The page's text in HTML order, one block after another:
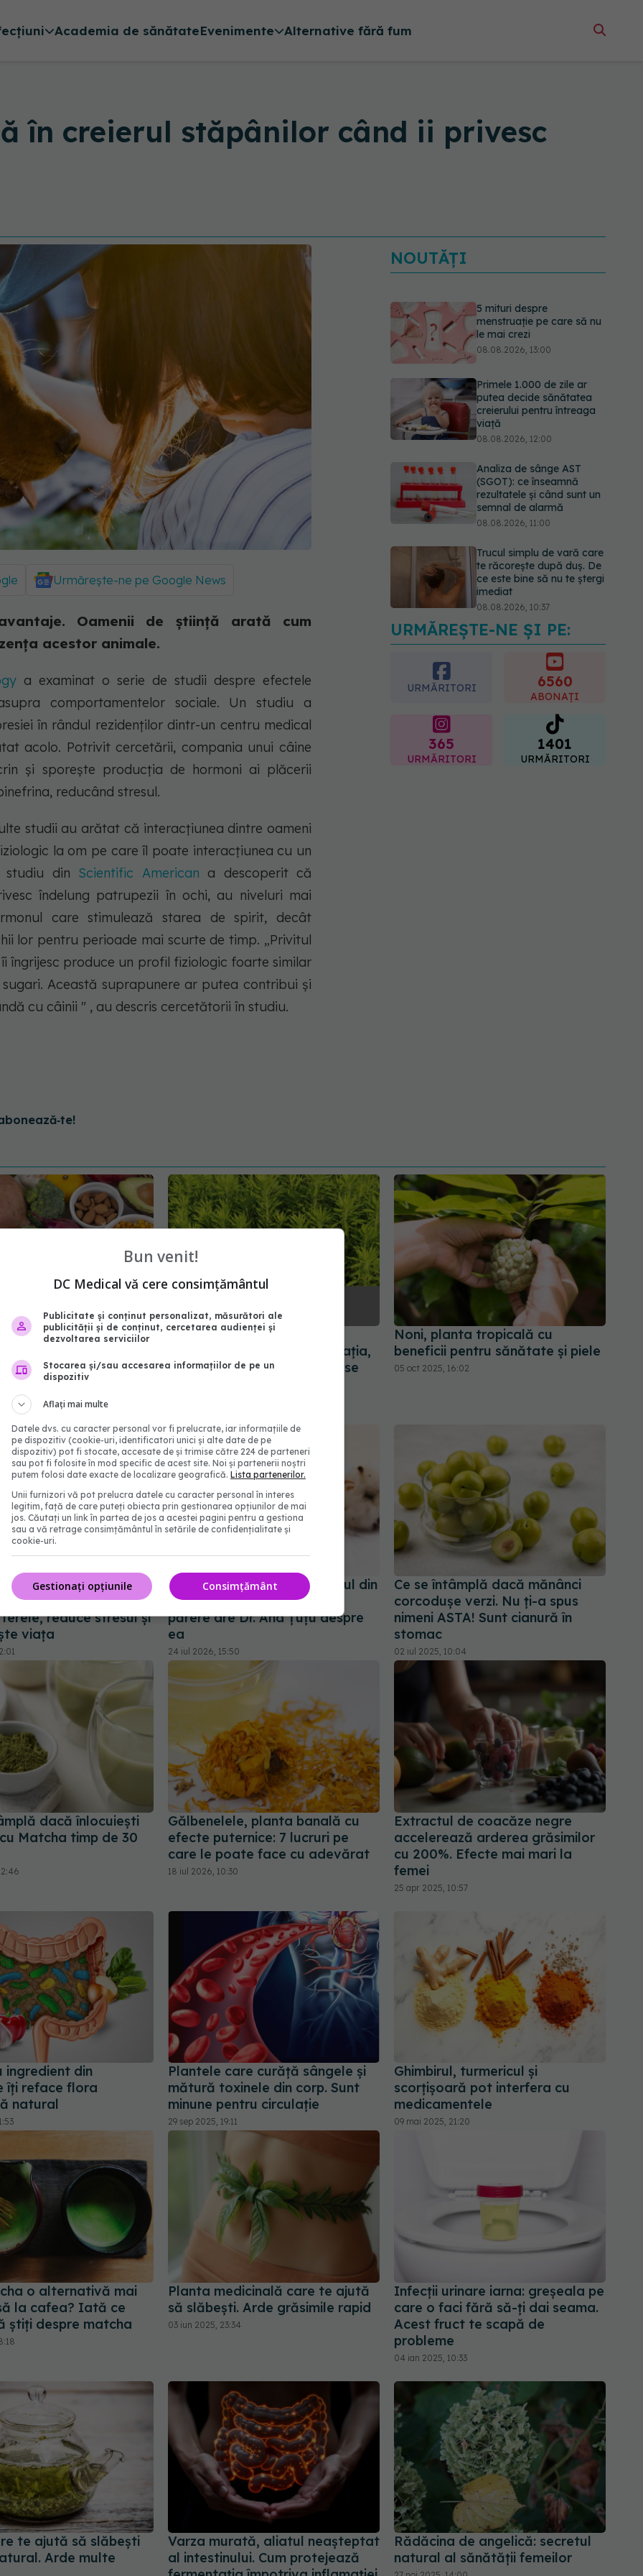
Academia de sănătateEvenimente Alternative fără fum
în creierul stăpânilor când ii privesc
Urmărește-ne pe Google News
Oamenii de știință arată cum
acestor animale.
a examinat o serie de studii despre efectele
comportamentelor sociale. Un studiu a
în rândul rezidenților dintr-un centru medical
acolo. Potrivit cercetării, compania unui câine
și sporește producția de hormoni ai plăcerii
reducând stresul.
studii au arătat că interacțiunea dintre oameni
la om pe care îl poate interacțiunea cu un
din Scientific American a descoperit că
îndelung patrupezii în ochi, au niveluri mai
care stimulează starea de spirit, decât
lor pentru perioade mai scurte de timp. „Privitul
îngrijesc produce un profil fiziologic foarte similar
Această suprapunere ar putea contribui și
cu câinii " , au descris cercetătorii în studiu.
NOUTĂȚI
5 mituri despre
menstruație pe care să nu
le mai crezi
08.08.2026, 13:00
Primele 1.000 de zile ar
putea decide sănătatea
creierului pentru întreaga
viață
08.08.2026, 12:00
Analiza de sânge AST
(SGOT): ce înseamnă
rezultatele și când sunt un
semnal de alarmă
08.08.2026, 11:00
Trucul simplu de vară care
te răcorește după duș. De
ce este bine să nu te ștergi
imediat
08.08.2026, 10:37
Bacteria din intestin care a
crescut forța musculară cu
08.08.2026, 14:00
URMĂREȘTE-NE ȘI PE:
URMĂRITORI 6560
ABONAȚI
365
URMĂRITORI
1401
URMĂRITORI
pe care trebuie să
în fiecare zi.
esențiale pentru
vitalitate
Pelinul, planta care intrigă
medicii: poate calma inflamația,
dar ascunde și riscuri serioase
Noni, planta tropicală cu
beneficii pentru sănătate și piele
05 oct 2025, 16:02
și trăiești mai
banală care îți
reduce stresul și
viața
Crema de gălbenele, secretul din
orice casă din România. Ce
părere are Dr. Ana Țuțu despre
ea
24 iul 2026, 15:50
Ce se întâmplă dacă mănânci
corcodușe verzi. Nu ți-a spus
nimeni ASTA! Sunt cianură în
stomac
02 iul 2025, 10:04
dacă înlocuiești
Matcha timp de 30
Gălbenelele, planta banală cu
efecte puternice: 7 lucruri pe
care le poate face cu adevărat
18 iul 2026, 10:30
Extractul de coacăze negre
accelerează arderea grăsimilor
cu 200%. Efecte mai mari la
femei
25 apr 2025, 10:57
ingredient din
îți reface flora
natural
Plantele care curăță sângele și
mătură toxinele din corp. Sunt
minune pentru circulație
29 sep 2025, 19:11
Ghimbirul, turmericul și
scorțișoară pot interfera cu
medicamentele
09 mai 2025, 21:20
o alternativă mai
la cafea? Iată ce
știți despre matcha
Planta medicinală care te ajută
să slăbești. Arde grăsimile rapid
03 iun 2025, 23:34
Infecții urinare iarna: greșeala pe
care o faci fără să-ți dai seama.
Acest fruct te scapă de
probleme
04 ian 2025, 10:33
te ajută să slăbești
Arde multe
Varza murată, aliatul neașteptat
al intestinului. Cum protejează
Rădăcina de angelică: secretul
natural al sănătății femeilor
Bun venit!
DC Medical vă cere consimțământul
Publicitate și conținut personalizat, măsurători ale
publicității și de conținut, cercetarea audienței și
dezvoltarea serviciilor
Stocarea și/sau accesarea informațiilor de pe un
dispozitiv
Aflați mai multe
Datele dvs. cu caracter personal vor fi prelucrate, iar informațiile de
pe dispozitiv (cookie-uri, identificatori unici și alte date de pe
dispozitiv) pot fi stocate, accesate de și trimise către 224 de parteneri
sau pot fi folosite în mod specific de acest site. Noi și partenerii noștri
putem folosi date exacte de localizare geografică. Lista partenerilor.
Unii furnizori vă pot prelucra datele cu caracter personal în interes
legitim, față de care puteți obiecta prin gestionarea opțiunilor de mai
jos. Căutați un link în partea de jos a acestei pagini pentru a gestiona
sau a vă retrage consimțământul în setările de confidențialitate și
cookie-uri.
Consimțământ
Gestionați opțiunile